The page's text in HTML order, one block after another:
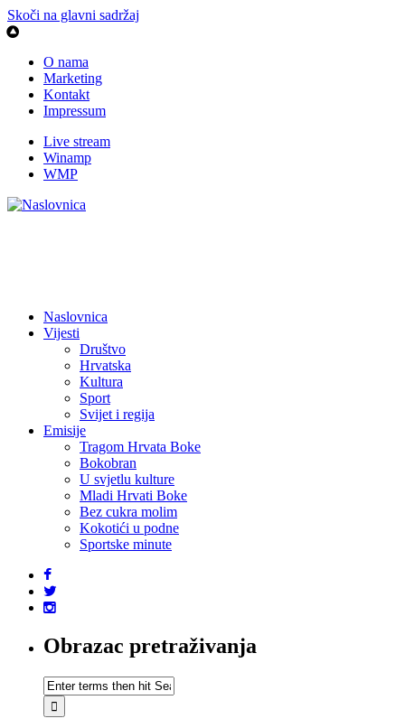
Skoči na glavni sadržaj
O nama
Marketing
Kontakt
Impressum
Live stream
Winamp
WMP
Naslovnica
Vijesti
Društvo
Hrvatska
Kultura
Sport
Svijet i regija
Emisije
Tragom Hrvata Boke
Bokobran
U svjetlu kulture
Mladi Hrvati Boke
Bez cukra molim
Kokotići u podne
Sportske minute
Obrazac pretraživanja